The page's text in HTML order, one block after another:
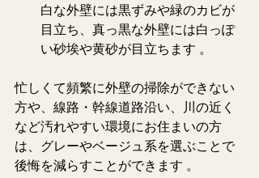
白な外壁には黒ずみや緑のカビが
目立ち、真っ黒な外壁には白っぽ
い砂埃や黄砂が目立ちます 。
忙しくて頻繁に外壁の掃除ができない
方や、線路・幹線道路沿い、川の近く
など汚れやすい環境にお住まいの方
は、グレーやベージュ系を選ぶことで
後悔を減らすことができます 。